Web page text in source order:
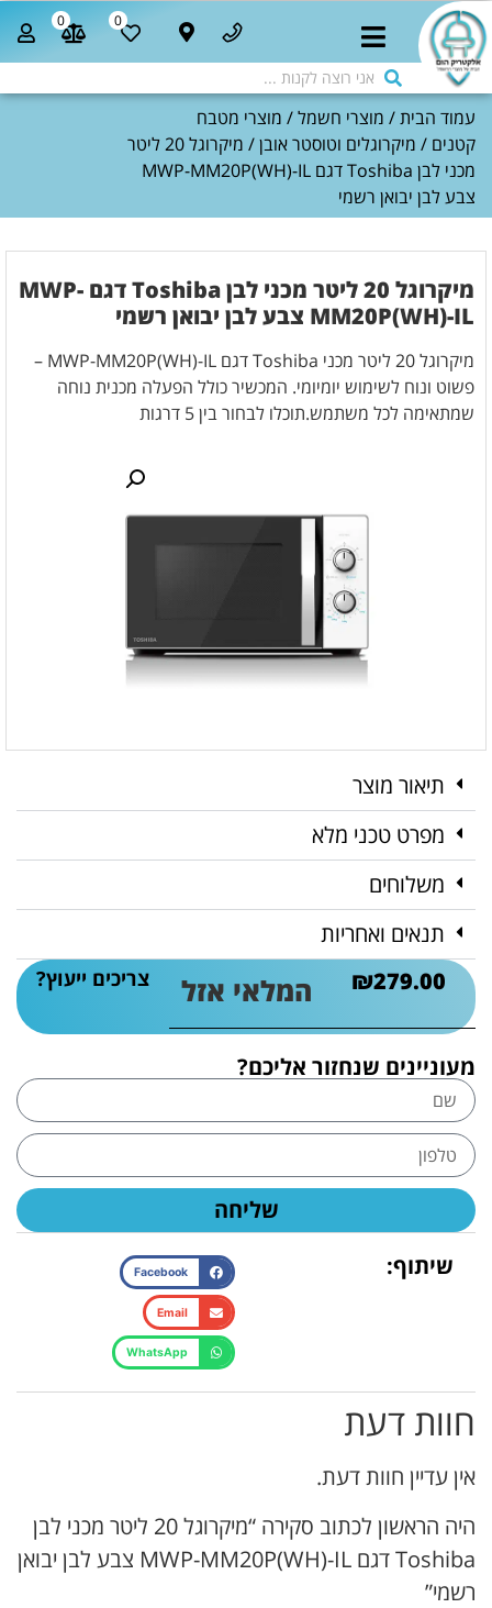
0
0
עמוד הבית/ מוצרי חשמל/ מוצרי מטבח
קטנים / מיקרוגלים וטוסטר אובן
/ מיקרוגל 20 ליטר
מכני לבן Toshiba דגם MWP-MM20P(WH)-IL
צבע לבן יבואן רשמי
תיאור מוצר
מפרט טכני מלא
משלוחים
תנאים ואחריות
₪279.00 המלאי אזל צריכים ייעוץ?
מעוניינים שנחזור אליכם?
שליחה
שיתוף:
Facebook
Email
WhatsApp
חוות דעת
אין עדיין חוות דעת.
היה הראשון לכתוב סקירה “מיקרוגל 20 ליטר מכני לבן
Toshiba דגם MWP-MM20P(WH)-IL צבע לבן יבואן
רשמי”
מיקרוגל 20 ליטר מכני לבן Toshiba דגם MWP-
MM20P(WH)-IL צבע לבן יבואן רשמי
מיקרוגל 20 ליטר מכני Toshiba דגם MWP-MM20P(WH)-IL –
פשוט ונוח לשימוש יומיומי. המכשיר כולל הפעלה מכנית נוחה
שמתאימה לכל משתמש.תוכלו לבחור בין 5 דרגות